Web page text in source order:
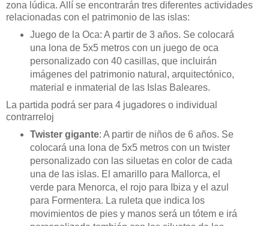
zona lúdica. Allí se encontrarán tres diferentes actividades
relacionadas con el patrimonio de las islas:
Juego de la Oca: A partir de 3 años. Se colocará
una lona de 5x5 metros con un juego de oca
personalizado con 40 casillas, que incluirán
imágenes del patrimonio natural, arquitectónico,
material e inmaterial de las Islas Baleares.
La partida podrá ser para 4 jugadores o individual
contrarreloj
Twister gigante: A partir de niños de 6 años. Se
colocará una lona de 5x5 metros con un twister
personalizado con las siluetas en color de cada
una de las islas. El amarillo para Mallorca, el
verde para Menorca, el rojo para Ibiza y el azul
para Formentera. La ruleta que indica los
movimientos de pies y manos será un tótem e irá